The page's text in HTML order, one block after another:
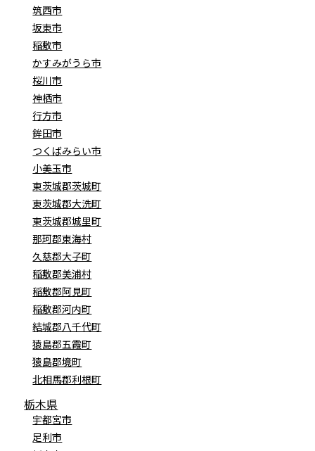
筑西市
坂東市
稲敷市
かすみがうら市
桜川市
神栖市
行方市
鉾田市
つくばみらい市
小美玉市
東茨城郡茨城町
東茨城郡大洗町
東茨城郡城里町
那珂郡東海村
久慈郡大子町
稲敷郡美浦村
稲敷郡阿見町
稲敷郡河内町
結城郡八千代町
猿島郡五霞町
猿島郡境町
北相馬郡利根町
栃木県
宇都宮市
足利市